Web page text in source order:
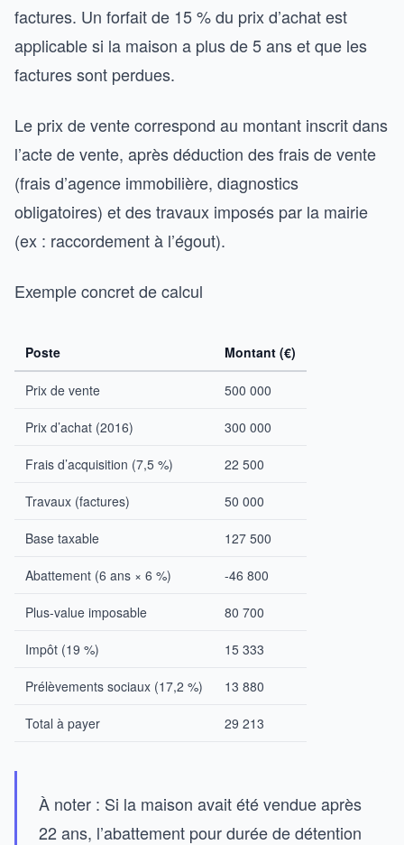
factures. Un forfait de 15 % du prix d’achat est
applicable si la maison a plus de 5 ans et que les
factures sont perdues.
Le prix de vente correspond au montant inscrit dans
l’acte de vente, après déduction des frais de vente
(frais d’agence immobilière, diagnostics
obligatoires) et des travaux imposés par la mairie
(ex : raccordement à l’égout).
Exemple concret de calcul
Poste Montant (€)
Prix de vente 500 000
Prix d’achat (2016) 300 000
Frais d’acquisition (7,5 %) 22 500
Travaux (factures) 50 000
Base taxable 127 500
Abattement (6 ans × 6 %) -46 800
Plus-value imposable 80 700
Impôt (19 %) 15 333
Prélèvements sociaux (17,2 %) 13 880
Total à payer 29 213
À noter : Si la maison avait été vendue après
22 ans, l’abattement pour durée de détention